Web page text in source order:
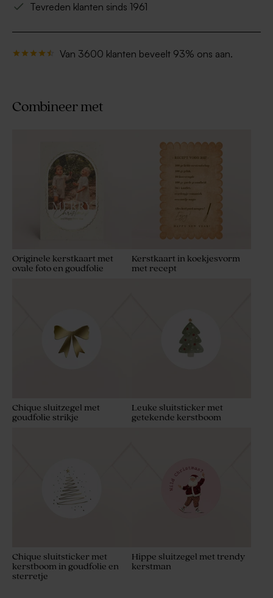
Tevreden klanten sinds 1961
Van 3600 klanten beveelt 93% ons aan.
Combineer met
Originele kerstkaart met
ovale foto en goudfolie
Kerstkaart in koekjesvorm
met recept
Chique sluitzegel met
goudfolie strikje
Leuke sluitsticker met
getekende kerstboom
Chique sluitsticker met
kerstboom in goudfolie en
sterretje
Hippe sluitzegel met trendy
kerstman